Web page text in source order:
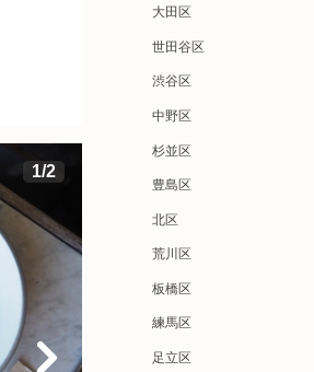
1/2
大田区
世田谷区
渋谷区
中野区
杉並区
豊島区
北区
荒川区
板橋区
練馬区
足立区